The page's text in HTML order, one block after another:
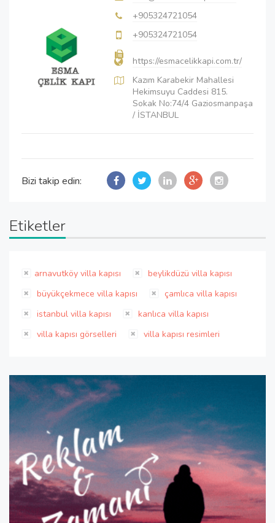
+905324721054
+905324721054
https://esmacelikkapi.com.tr/
Kazım Karabekir Mahallesi
Hekimsuyu Caddesi 815.
Sokak No:74/4 Gaziosmanpaşa
/ İSTANBUL
Bizi takip edin:
Etiketler
arnavutköy villa kapısı
beylikdüzü villa kapısı
büyükçekmece villa kapısı
çamlıca villa kapısı
istanbul villa kapısı
kanlıca villa kapısı
villa kapısı görselleri
villa kapısı resimleri